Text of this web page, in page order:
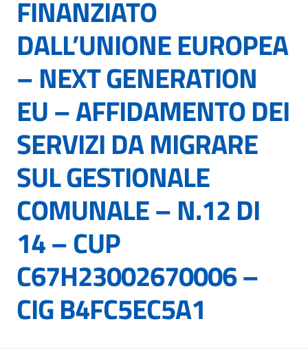
FINANZIATO
DALL’UNIONE EUROPEA
– NEXT GENERATION
EU – AFFIDAMENTO DEI
SERVIZI DA MIGRARE
SUL GESTIONALE
COMUNALE – N.12 DI
14 – CUP
C67H23002670006 –
CIG B4FC5EC5A1